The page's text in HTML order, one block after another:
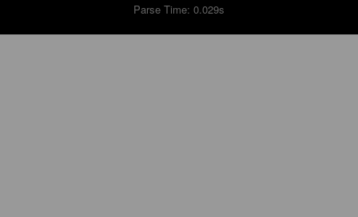
Parse Time: 0.029s